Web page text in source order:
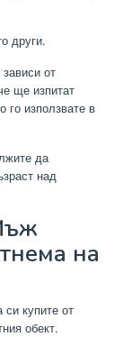
други.
от
ще изпитат
го използвате в
да
над
на
купите от
обект.